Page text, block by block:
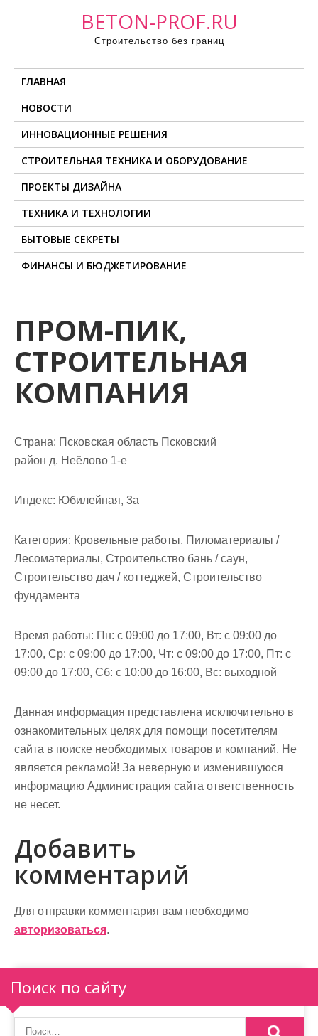
BETON-PROF.RU
Строительство без границ
ГЛАВНАЯ
НОВОСТИ
ИННОВАЦИОННЫЕ РЕШЕНИЯ
СТРОИТЕЛЬНАЯ ТЕХНИКА И ОБОРУДОВАНИЕ
ПРОЕКТЫ ДИЗАЙНА
ТЕХНИКА И ТЕХНОЛОГИИ
БЫТОВЫЕ СЕКРЕТЫ
ФИНАНСЫ И БЮДЖЕТИРОВАНИЕ
ПРОМ-ПИК,
СТРОИТЕЛЬНАЯ
КОМПАНИЯ
Страна: Псковская область Псковский
район д. Неёлово 1-е
Индекс: Юбилейная, 3а
Категория: Кровельные работы, Пиломатериалы /
Лесоматериалы, Строительство бань / саун,
Строительство дач / коттеджей, Строительство
фундамента
Время работы: Пн: с 09:00 до 17:00, Вт: с 09:00 до
17:00, Ср: с 09:00 до 17:00, Чт: с 09:00 до 17:00, Пт: с
09:00 до 17:00, Сб: с 10:00 до 16:00, Вс: выходной
Данная информация представлена исключительно в
ознакомительных целях для помощи посетителям
сайта в поиске необходимых товаров и компаний. Не
является рекламой! За неверную и изменившуюся
информацию Администрация сайта ответственность
не несет.
Добавить
комментарий
Для отправки комментария вам необходимо
авторизоваться.
Поиск по сайту